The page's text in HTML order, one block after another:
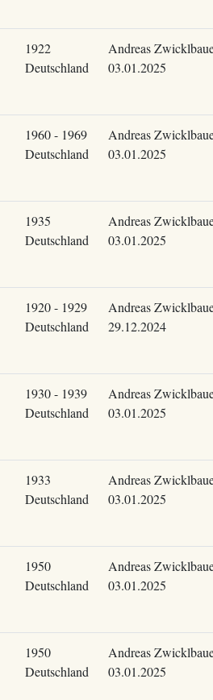
1922
Deutschland
Andreas
03.01.2025
1960 - 1969
Deutschland
Andreas
03.01.2025
1935
Deutschland
Andreas
03.01.2025
1920 - 1929
Deutschland
Andreas
29.12.2024
1930 - 1939
Deutschland
Andreas
03.01.2025
1933
Deutschland
Andreas
03.01.2025
1950
Deutschland
Andreas
03.01.2025
1950
Deutschland
Andreas
03.01.2025